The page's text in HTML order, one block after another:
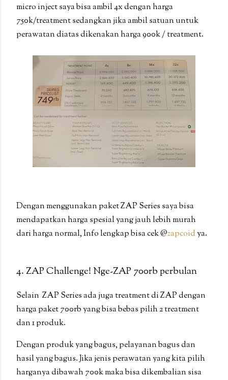
micro inject saya bisa ambil 4x dengan harga
750k/treatment sedangkan jika ambil satuan untuk
perawatan diatas dikenakan harga 900k / treatment.
Dengan menggunakan paket ZAP Series saya bisa
mendapatkan harga spesial yang jauh lebih murah
dari harga normal, Info lengkap bisa cek @zapcoidya.
4. ZAP Challenge! Nge-ZAP 700rb perbulan
Selain ZAP Series ada juga treatment di ZAP dengan
harga paket 700rb yang bisa bebas pilih 2 treatment
dan 1 produk.
Dengan produk yang bagus, pelayanan bagus dan
hasil yang bagus. Jika jenis perawatan yang kita pilih
harganya dibawah 700k maka bisa dikembalian sisa